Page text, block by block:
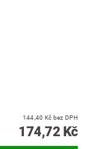
144,40 Kč bez DPH
174,72 Kč